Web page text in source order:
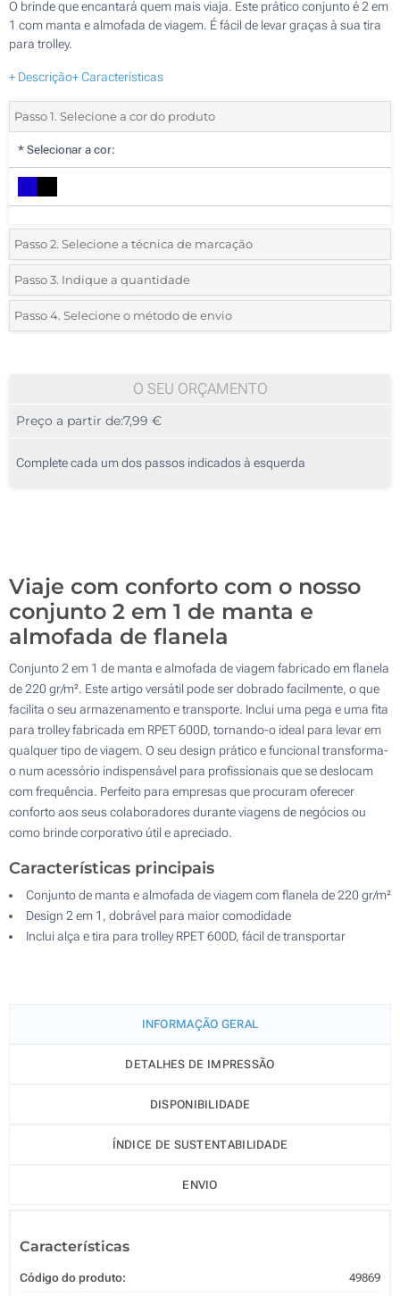
O brinde que encantará quem mais viaja. Este prático conjunto é 2 em
1 com manta e almofada de viagem. É fácil de levar graças à sua tira
para trolley.
+ Descrição+ Características
Passo 1. Selecione a cor do produto
* Selecionar a cor:
Passo 2. Selecione a técnica de marcação
*Selecione o tipo de marcação e as cores do logotipo:
1 Cor (No bolso)
Passo 3. Indique a quantidade
*Quantidade mínima:5
10
25
Passo 4. Selecione o método de envio
O SEU ORÇAMENTO
Preço a partir de:7,99 €
Complete cada um dos passos indicados à esquerda
Viaje com conforto com o nosso
conjunto 2 em 1 de manta e
almofada de flanela
Conjunto 2 em 1 de manta e almofada de viagem fabricado em flanela
de 220 gr/m². Este artigo versátil pode ser dobrado facilmente, o que
facilita o seu armazenamento e transporte. Inclui uma pega e uma fita
para trolley fabricada em RPET 600D, tornando-o ideal para levar em
qualquer tipo de viagem. O seu design prático e funcional transforma-
o num acessório indispensável para profissionais que se deslocam
com frequência. Perfeito para empresas que procuram oferecer
conforto aos seus colaboradores durante viagens de negócios ou
como brinde corporativo útil e apreciado.
Características principais
Conjunto de manta e almofada de viagem com flanela de 220 gr/m²
Design 2 em 1, dobrável para maior comodidade
Inclui alça e tira para trolley RPET 600D, fácil de transportar
INFORMAÇÃO GERAL
DETALHES DE IMPRESSÃO
DISPONIBILIDADE
ÍNDICE DE SUSTENTABILIDADE
ENVIO
Características
Código do produto: 49869